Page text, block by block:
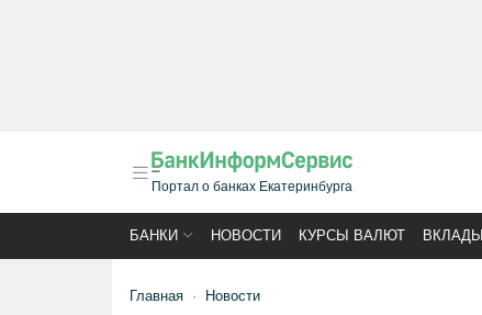
Портал о банках Екатеринбурга
БАНКИ НОВОСТИ КУРСЫ ВАЛЮТ ВКЛАДЫ
Главная Новости